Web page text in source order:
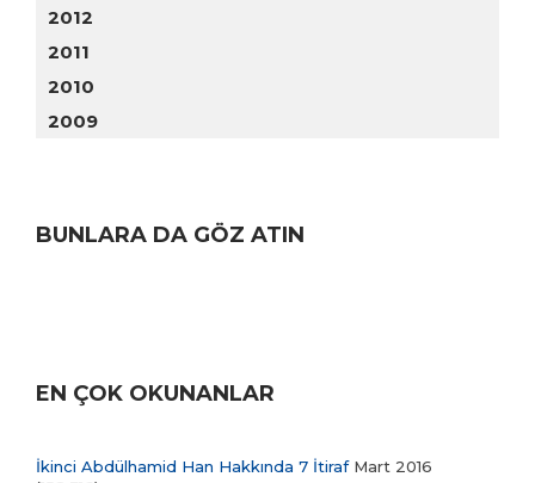
2012
2011
2010
2009
BUNLARA DA GÖZ ATIN
EN ÇOK OKUNANLAR
İkinci Abdülhamid Han Hakkında 7 İtirafMart 2016